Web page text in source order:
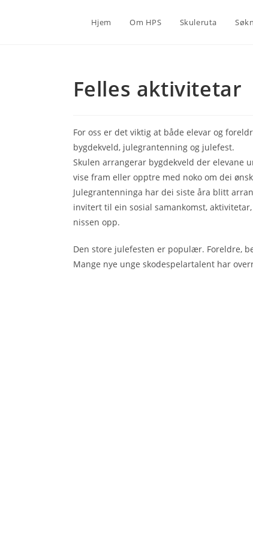
Hjem Om HPS Skuleruta
Felles aktivitetar
For oss er det viktig at både elevar og
bygdekveld, julegrantenning og julefest.
Skulen arrangerar bygdekveld der elevane
vise fram eller opptre med noko om dei
Julegrantenninga har dei siste åra blitt
invitert til ein sosial samankomst,
nissen opp.
Den store julefesten er populær. Foreldre,
Mange nye unge skodespelartalent har